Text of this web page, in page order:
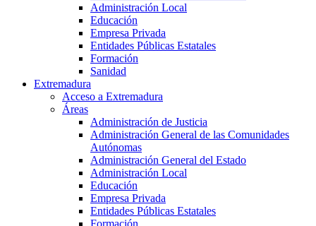
Administración Local
Educación
Empresa Privada
Entidades Públicas Estatales
Formación
Sanidad
Extremadura
Acceso a Extremadura
Áreas
Administración de Justicia
Administración General de las Comunidades
Autónomas
Administración General del Estado
Administración Local
Educación
Empresa Privada
Entidades Públicas Estatales